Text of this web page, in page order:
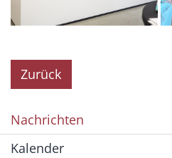
Zurück
Nachrichten
Kalender